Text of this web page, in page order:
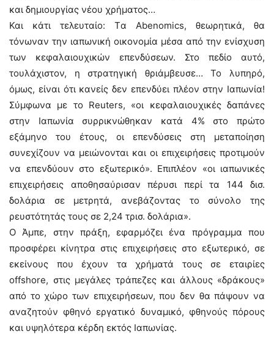
και δημιουργίας νέου χρήματος…
Και κάτι τελευταίο: Tα Abenomics, θεωρητικά, θα
τόνωναν την ιαπωνική οικονομία μέσα από την ενίσχυση
των κεφαλαιουχικών επενδύσεων. Στο πεδίο αυτό,
τουλάχιστον, η στρατηγική θριάμβευσε… Το λυπηρό,
όμως, είναι ότι κανείς δεν επενδύει πλέον στην Ιαπωνία!
Σύμφωνα με το Reuters, «οι κεφαλαιουχικές δαπάνες
στην Ιαπωνία συρρικνώθηκαν κατά 4% στο πρώτο
εξάμηνο του έτους, οι επενδύσεις στη μεταποίηση
συνεχίζουν να μειώνονται και οι επιχειρήσεις προτιμούν
να επενδύουν στο εξωτερικό». Επιπλέον «οι ιαπωνικές
επιχειρήσεις αποθησαύρισαν πέρυσι περί τα 144 δισ.
δολάρια σε μετρητά, ανεβάζοντας το σύνολο της
ρευστότητάς τους σε 2,24 τρισ. δολάρια».
Ο Άμπε, στην πράξη, εφαρμόζει ένα πρόγραμμα που
προσφέρει κίνητρα στις επιχειρήσεις στο εξωτερικό, σε
εκείνους που έχουν τα χρήματά τους σε εταιρίες
offshore, στις μεγάλες τράπεζες και άλλους «δράκους»
από το χώρο των επιχειρήσεων, που δεν θα πάψουν να
αναζητούν φθηνό εργατικό δυναμικό, φθηνούς πόρους
και υψηλότερα κέρδη εκτός Ιαπωνίας.